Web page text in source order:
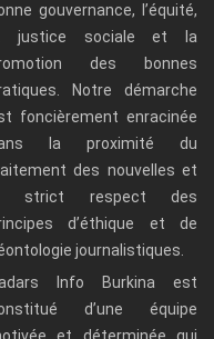
gouvernance, l’équité,
justice sociale et la
des bonnes
Notre démarche
foncièrement enracinée
la proximité du
des nouvelles et
strict respect des
d’éthique et de
journalistiques.
Info Burkina est
d’une équipe